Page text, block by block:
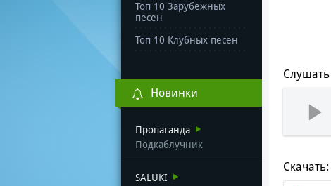
Топ 10 Зарубежных
песен
Топ 10 Клубных песен
Новинки
Пропаганда
Подкаблучник
SALUKI
Скачать: